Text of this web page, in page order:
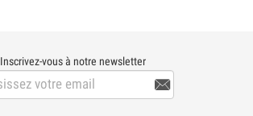
Inscrivez-vous à notre newsletter
